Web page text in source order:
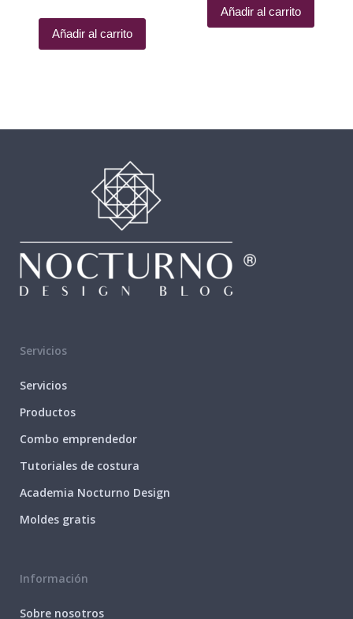
Añadir al carrito
Añadir al carrito
Servicios
Servicios
Productos
Combo emprendedor
Tutoriales de costura
Academia Nocturno Design
Moldes gratis
Información
Sobre nosotros